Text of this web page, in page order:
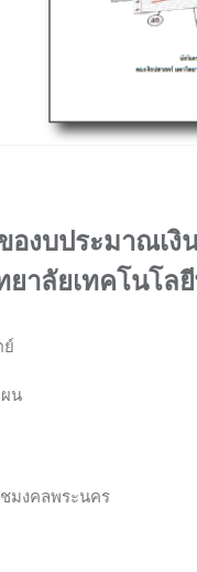
องบประมาณเงิ
าลัยเทคโนโล
ย์
น
มงคลพระนคร